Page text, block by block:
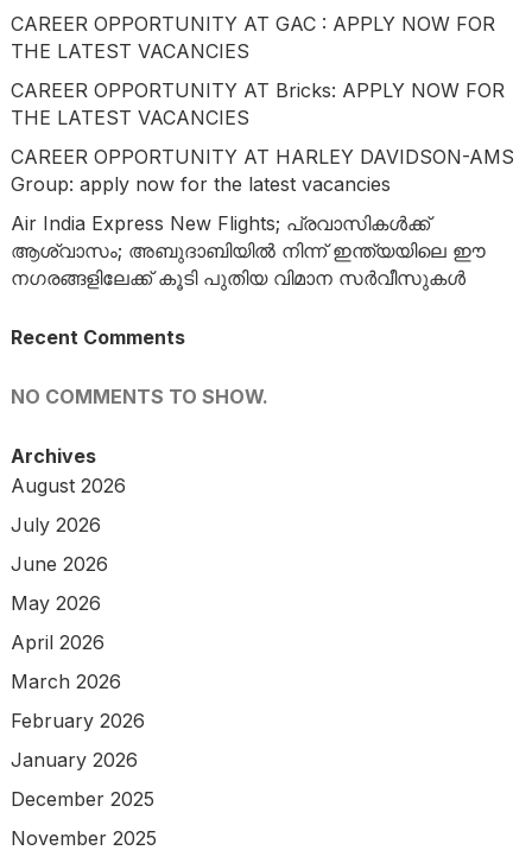
CAREER OPPORTUNITY AT GAC : APPLY NOW FOR
THE LATEST VACANCIES
CAREER OPPORTUNITY AT Bricks: APPLY NOW FOR
THE LATEST VACANCIES
CAREER OPPORTUNITY AT HARLEY DAVIDSON-AMS
Group: apply now for the latest vacancies
Air India Express New Flights; പ്രവാസികൾക്ക്
ആശ്വാസം; അബുദാബിയിൽ നിന്ന് ഇന്ത്യയിലെ ഈ
നഗരങ്ങളിലേക്ക് കൂടി പുതിയ വിമാന സർവീസുകൾ
Recent Comments
NO COMMENTS TO SHOW.
Archives
August 2026
July 2026
June 2026
May 2026
April 2026
March 2026
February 2026
January 2026
December 2025
November 2025